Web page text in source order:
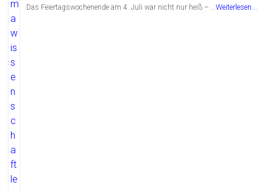
Das Feiertagswochenende am 4. Juli war nicht nur heiß – …Weiterlesen...